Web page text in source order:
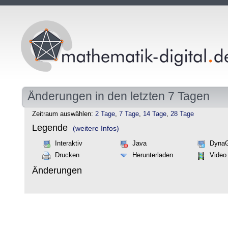
Änderungen in den letzten 7 Tagen
Zeitraum auswählen: 2 Tage, 7 Tage, 14 Tage, 28 Tage
Legende (weitere Infos)
Interaktiv Java
Drucken
Herunterladen Video
Änderungen